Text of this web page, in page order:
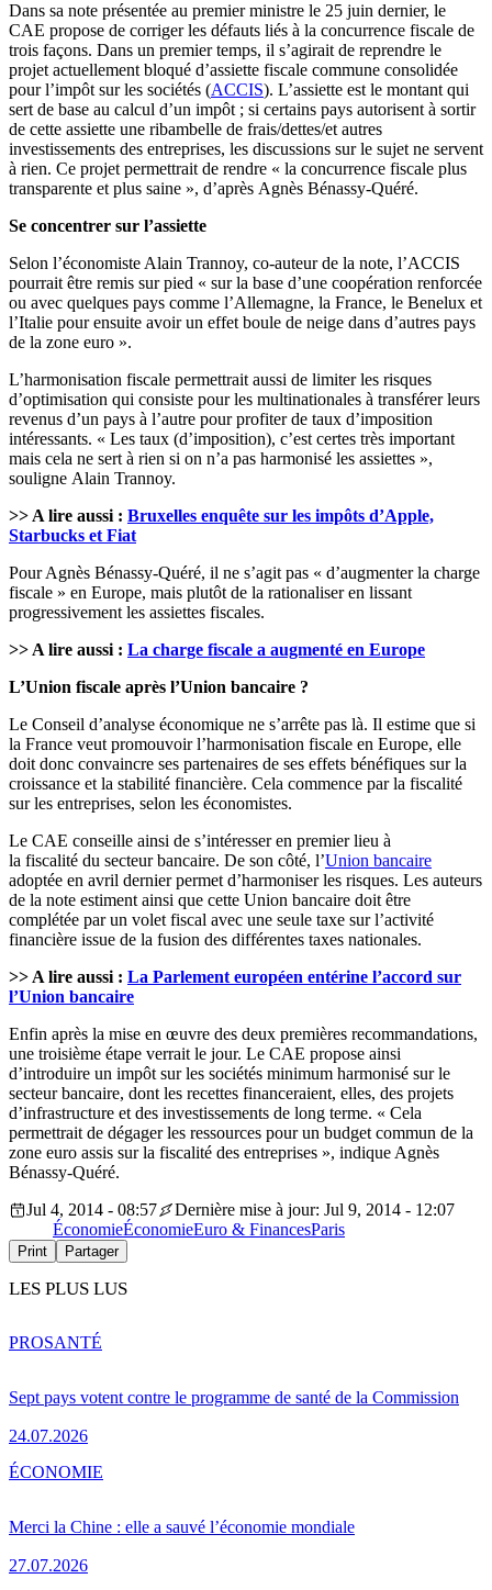
Dans sa note présentée au premier ministre le 25 juin dernier, le
CAE propose de corriger les défauts liés à la concurrence fiscale de
trois façons. Dans un premier temps, il s’agirait de reprendre le
projet actuellement bloqué d’assiette fiscale commune consolidée
pour l’impôt sur les sociétés (ACCIS). L’assiette est le montant qui
sert de base au calcul d’un impôt ; si certains pays autorisent à sortir
de cette assiette une ribambelle de frais/dettes/et autres
investissements des entreprises, les discussions sur le sujet ne servent
à rien. Ce projet permettrait de rendre « la concurrence fiscale plus
transparente et plus saine », d’après Agnès Bénassy-Quéré.
Se concentrer sur l’assiette
Selon l’économiste Alain Trannoy, co-auteur de la note, l’ACCIS
pourrait être remis sur pied « sur la base d’une coopération renforcée
ou avec quelques pays comme l’Allemagne, la France, le Benelux et
l’Italie pour ensuite avoir un effet boule de neige dans d’autres pays
de la zone euro ».
L’harmonisation fiscale permettrait aussi de limiter les risques
d’optimisation qui consiste pour les multinationales à transférer leurs
revenus d’un pays à l’autre pour profiter de taux d’imposition
intéressants. « Les taux (d’imposition), c’est certes très important
mais cela ne sert à rien si on n’a pas harmonisé les assiettes »,
souligne Alain Trannoy.
>> A lire aussi : Bruxelles enquête sur les impôts d’Apple,
Starbucks et Fiat
Pour Agnès Bénassy-Quéré, il ne s’agit pas « d’augmenter la charge
fiscale » en Europe, mais plutôt de la rationaliser en lissant
progressivement les assiettes fiscales.
>> A lire aussi : La charge fiscale a augmenté en Europe
L’Union fiscale après l’Union bancaire ?
Le Conseil d’analyse économique ne s’arrête pas là. Il estime que si
la France veut promouvoir l’harmonisation fiscale en Europe, elle
doit donc convaincre ses partenaires de ses effets bénéfiques sur la
croissance et la stabilité financière. Cela commence par la fiscalité
sur les entreprises, selon les économistes.
Le CAE conseille ainsi de s’intéresser en premier lieu à
la fiscalité du secteur bancaire. De son côté, l’Union bancaire
adoptée en avril dernier permet d’harmoniser les risques. Les auteurs
de la note estiment ainsi que cette Union bancaire doit être
complétée par un volet fiscal avec une seule taxe sur l’activité
financière issue de la fusion des différentes taxes nationales.
>> A lire aussi : La Parlement européen entérine l’accord sur
l’Union bancaire
Enfin après la mise en œuvre des deux premières recommandations,
une troisième étape verrait le jour. Le CAE propose ainsi
d’introduire un impôt sur les sociétés minimum harmonisé sur le
secteur bancaire, dont les recettes financeraient, elles, des projets
d’infrastructure et des investissements de long terme. « Cela
permettrait de dégager les ressources pour un budget commun de la
zone euro assis sur la fiscalité des entreprises », indique Agnès
Bénassy-Quéré.
Jul 4, 2014 - 08:57
Dernière mise à jour: Jul 9, 2014 - 12:07
ÉconomieÉconomieEuro & FinancesParis
Print Partager
LES PLUS LUS
Sept pays votent contre le programme de santé de la Commission
24.07.2026
PROSANTÉ
Merci la Chine : elle a sauvé l’économie mondiale
27.07.2026
ÉCONOMIE